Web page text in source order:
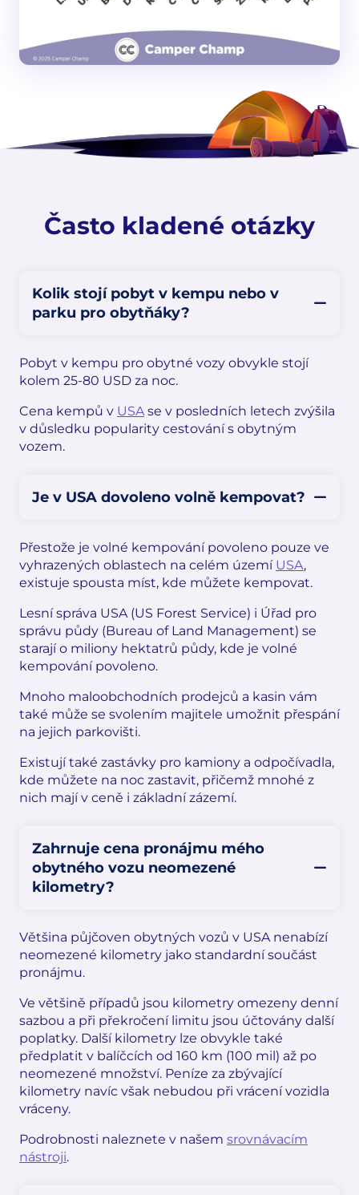
Často kladené otázky
Kolik stojí pobyt v kempu nebo v
parku pro obytňáky?
Pobyt v kempu pro obytné vozy obvykle stojí
kolem 25-80 USD za noc.
Cena kempů v USA se v posledních letech zvýšila
v důsledku popularity cestování s obytným
vozem.
Je v USA dovoleno volně kempovat?
Přestože je volné kempování povoleno pouze ve
vyhrazených oblastech na celém území USA,
existuje spousta míst, kde můžete kempovat.
Lesní správa USA (US Forest Service) i Úřad pro
správu půdy (Bureau of Land Management) se
starají o miliony hektatrů půdy, kde je volné
kempování povoleno.
Mnoho maloobchodních prodejců a kasin vám
také může se svolením majitele umožnit přespání
na jejich parkovišti.
Existují také zastávky pro kamiony a odpočívadla,
kde můžete na noc zastavit, přičemž mnohé z
nich mají v ceně i základní zázemí.
Zahrnuje cena pronájmu mého
obytného vozu neomezené
kilometry?
Většina půjčoven obytných vozů v USA nenabízí
neomezené kilometry jako standardní součást
pronájmu.
Ve většině případů jsou kilometry omezeny denní
sazbou a při překročení limitu jsou účtovány další
poplatky. Další kilometry lze obvykle také
předplatit v balíčcích od 160 km (100 mil) až po
neomezené množství. Peníze za zbývající
kilometry navíc však nebudou při vrácení vozidla
vráceny.
Podrobnosti naleznete v našem srovnávacím
nástroji.